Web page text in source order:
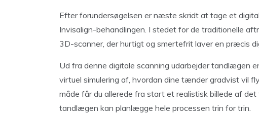
Efter forundersøgelsen er næste skridt at tage et
Invisalign-behandlingen. I stedet for de traditionelle
3D-scanner, der hurtigt og smertefrit laver en præcis
Ud fra denne digitale scanning udarbejder tandlægen
virtuel simulering af, hvordan dine tænder gradvist vil
måde får du allerede fra start et realistisk billede af
tandlægen kan planlægge hele processen trin for trin.